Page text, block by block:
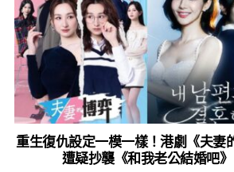
重生復仇設定一模一樣！港劇《夫妻
遭疑抄襲《和我老公結婚吧》